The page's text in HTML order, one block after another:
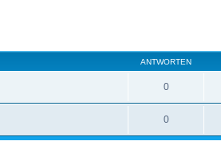
ANTWORTEN
0
0